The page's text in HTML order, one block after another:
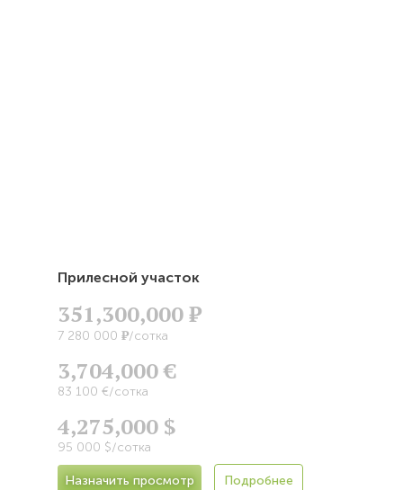
Прилесной участок
351,300,000Р
7 280 000 Р/сотка
3,704,000 €
83 100 €/сотка
4,275,000 $
95 000 $/сотка
Назначить просмотр Подробнее